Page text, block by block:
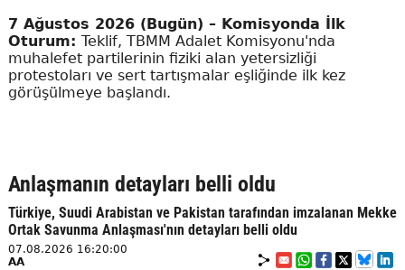
7 Ağustos 2026 (Bugün) – Komisyonda İlk
Oturum: Teklif, TBMM Adalet Komisyonu'nda
muhalefet partilerinin fiziki alan yetersizliği
protestoları ve sert tartışmalar eşliğinde ilk kez
görüşülmeye başlandı.
Anlaşmanın detayları belli oldu
Türkiye, Suudi Arabistan ve Pakistan tarafından imzalanan Mekke
Ortak Savunma Anlaşması'nın detayları belli oldu
07.08.2026 16:20:00
AA